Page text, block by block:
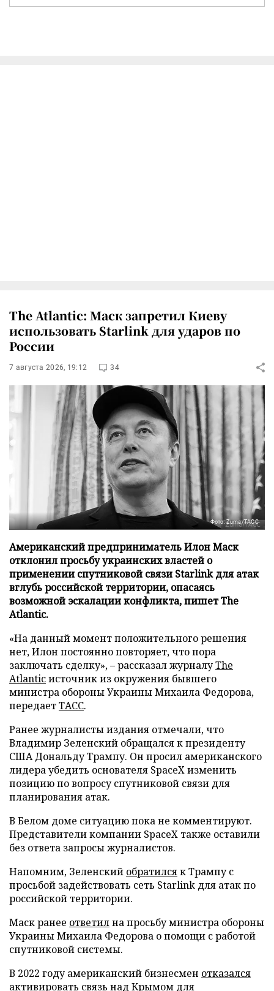
The Atlantic: Маск запретил Киеву
использовать Starlink для ударов по
России
7 августа 2026, 19:12 34
Фото: Zuma/ТАСС
Американский предприниматель Илон Маск
отклонил просьбу украинских властей о
применении спутниковой связи Starlink для атак
вглубь российской территории, опасаясь
возможной эскалации конфликта, пишет The
Atlantic.
«На данный момент положительного решения
нет, Илон постоянно повторяет, что пора
заключать сделку», – рассказал журналуThe
Atlanticисточник из окружения бывшего
министра обороны Украины Михаила Федорова,
передаетТАСС.
Ранее журналисты издания отмечали, что
Владимир Зеленский обращался к президенту
США Дональду Трампу. Он просил американского
лидера убедить основателя SpaceX изменить
позицию по вопросу спутниковой связи для
планирования атак.
В Белом доме ситуацию пока не комментируют.
Представители компании SpaceX также оставили
без ответа запросы журналистов.
Напомним, Зеленский обратилсяк Трампу с
просьбой задействовать сеть Starlink для атак по
российской территории.
Маск ранее ответилна просьбу министра обороны
Украины Михаила Федорова о помощи с работой
спутниковой системы.
В 2022 году американский бизнесмен отказался
активировать связь над Крымом для